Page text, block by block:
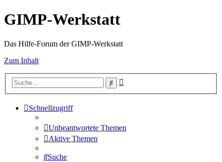
GIMP-Werkstatt
Das Hilfe-Forum der GIMP-Werkstatt
Zum Inhalt
Suche
Schnellzugriff
Unbeantwortete Themen
Aktive Themen
Suche